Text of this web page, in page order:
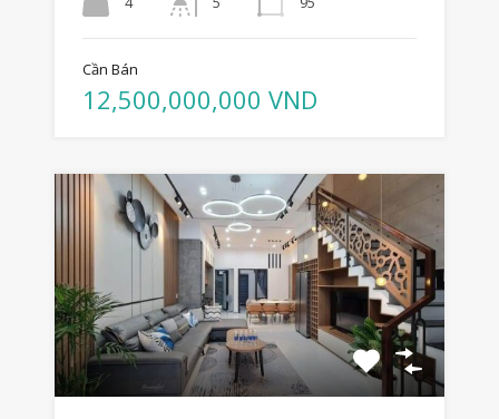
Cần Bán
12,500,000,000 VND